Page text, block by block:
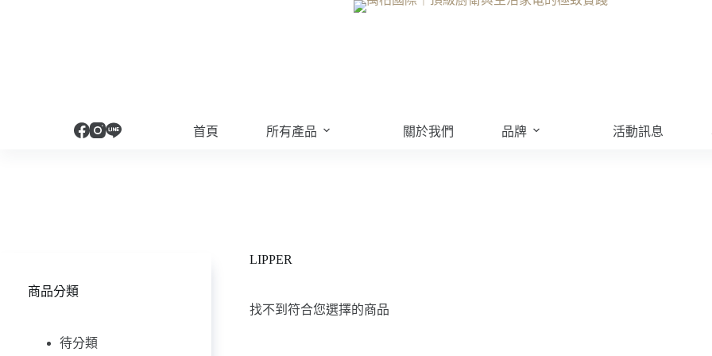
首頁
所有產品 關於我們 品牌 活動訊息
LIPPER
找不到符合您選擇的商品
商品分類
待分類